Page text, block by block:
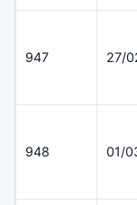
947 27/
948 01/